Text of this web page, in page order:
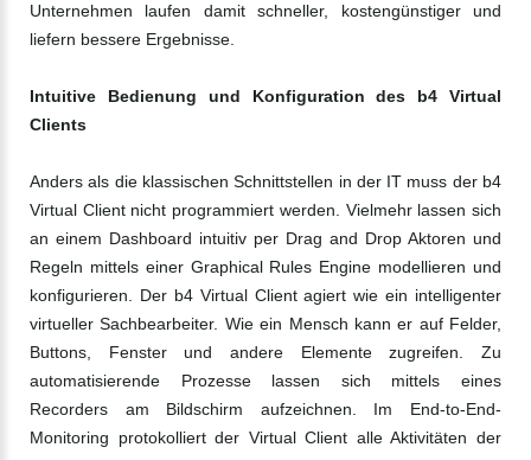
Unternehmen laufen damit schneller, kostengünstiger und
liefern bessere Ergebnisse.
Intuitive Bedienung und Konfiguration des b4 Virtual
Clients
Anders als die klassischen Schnittstellen in der IT muss der b4
Virtual Client nicht programmiert werden. Vielmehr lassen sich
an einem Dashboard intuitiv per Drag and Drop Aktoren und
Regeln mittels einer Graphical Rules Engine modellieren und
konfigurieren. Der b4 Virtual Client agiert wie ein intelligenter
virtueller Sachbearbeiter. Wie ein Mensch kann er auf Felder,
Buttons, Fenster und andere Elemente zugreifen. Zu
automatisierende Prozesse lassen sich mittels eines
Recorders am Bildschirm aufzeichnen. Im End-to-End-
Monitoring protokolliert der Virtual Client alle Aktivitäten der